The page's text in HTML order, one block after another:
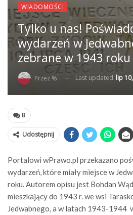
WIADOMOŚCI
Tylko u nas!
wydarzeń w
zebrane w 1943 roku
Przez % Last updated lip
8
Udostępnij
Portalowi wPrawo.pl przekazano
wydarzeń, które miały miejsce w
roku. Autorem opisu jest Bohdan
mieszkający do 1943 r. we wsi
Jedwabnego, a w latach 1943-1944